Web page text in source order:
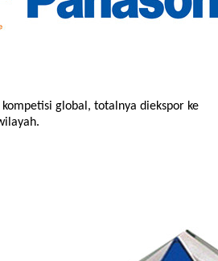
global, totalnya diekspor ke